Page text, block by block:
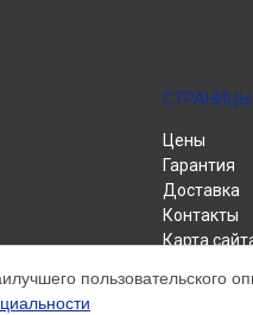
СТРАНИЦЫ
Цены
Гарантия
Доставка
Контакты
Карта
пользовательского